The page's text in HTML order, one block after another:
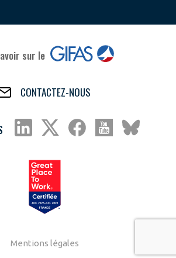
sur le
CONTACTEZ-NOUS
Mentions légales